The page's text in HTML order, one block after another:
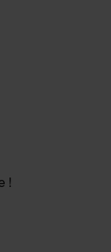
!